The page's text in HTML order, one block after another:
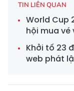
TIN LIÊN QUAN
World Cup
hội mua vé
Khởi tố 23
web phát